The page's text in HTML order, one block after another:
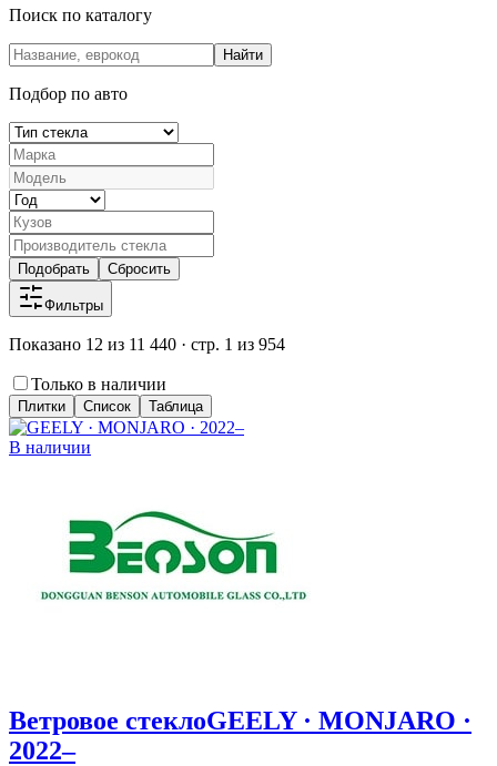
Поиск по каталогу
Найти
Подбор по авто
Подобрать Сбросить
Фильтры
Показано 12 из 11 440 · стр. 1 из 954
Только в наличии
Плитки Список Таблица
В наличии
Ветровое стеклоGEELY · MONJARO ·
2022–